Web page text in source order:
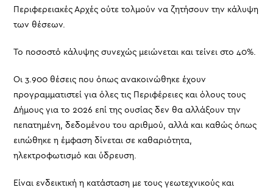
Περιφερειακές Αρχές ούτε τολμούν να ζητήσουν την κάλυψη
των θέσεων.
Το ποσοστό κάλυψης συνεχώς μειώνεται και τείνει στο 40%.
Οι 3.900 θέσεις που όπως ανακοινώθηκε έχουν
προγραμματιστεί για όλες τις Περιφέρειες και όλους τους
Δήμους για το 2026 επί της ουσίας δεν θα αλλάξουν την
πεπατημένη, δεδομένου του αριθμού, αλλά και καθώς όπως
ειπώθηκε η έμφαση δίνεται σε καθαριότητα,
ηλεκτροφωτισμό και ύδρευση.
Είναι ενδεικτική η κατάσταση με τους γεωτεχνικούς και